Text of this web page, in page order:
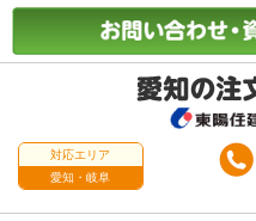
対応エリア
愛知・岐阜